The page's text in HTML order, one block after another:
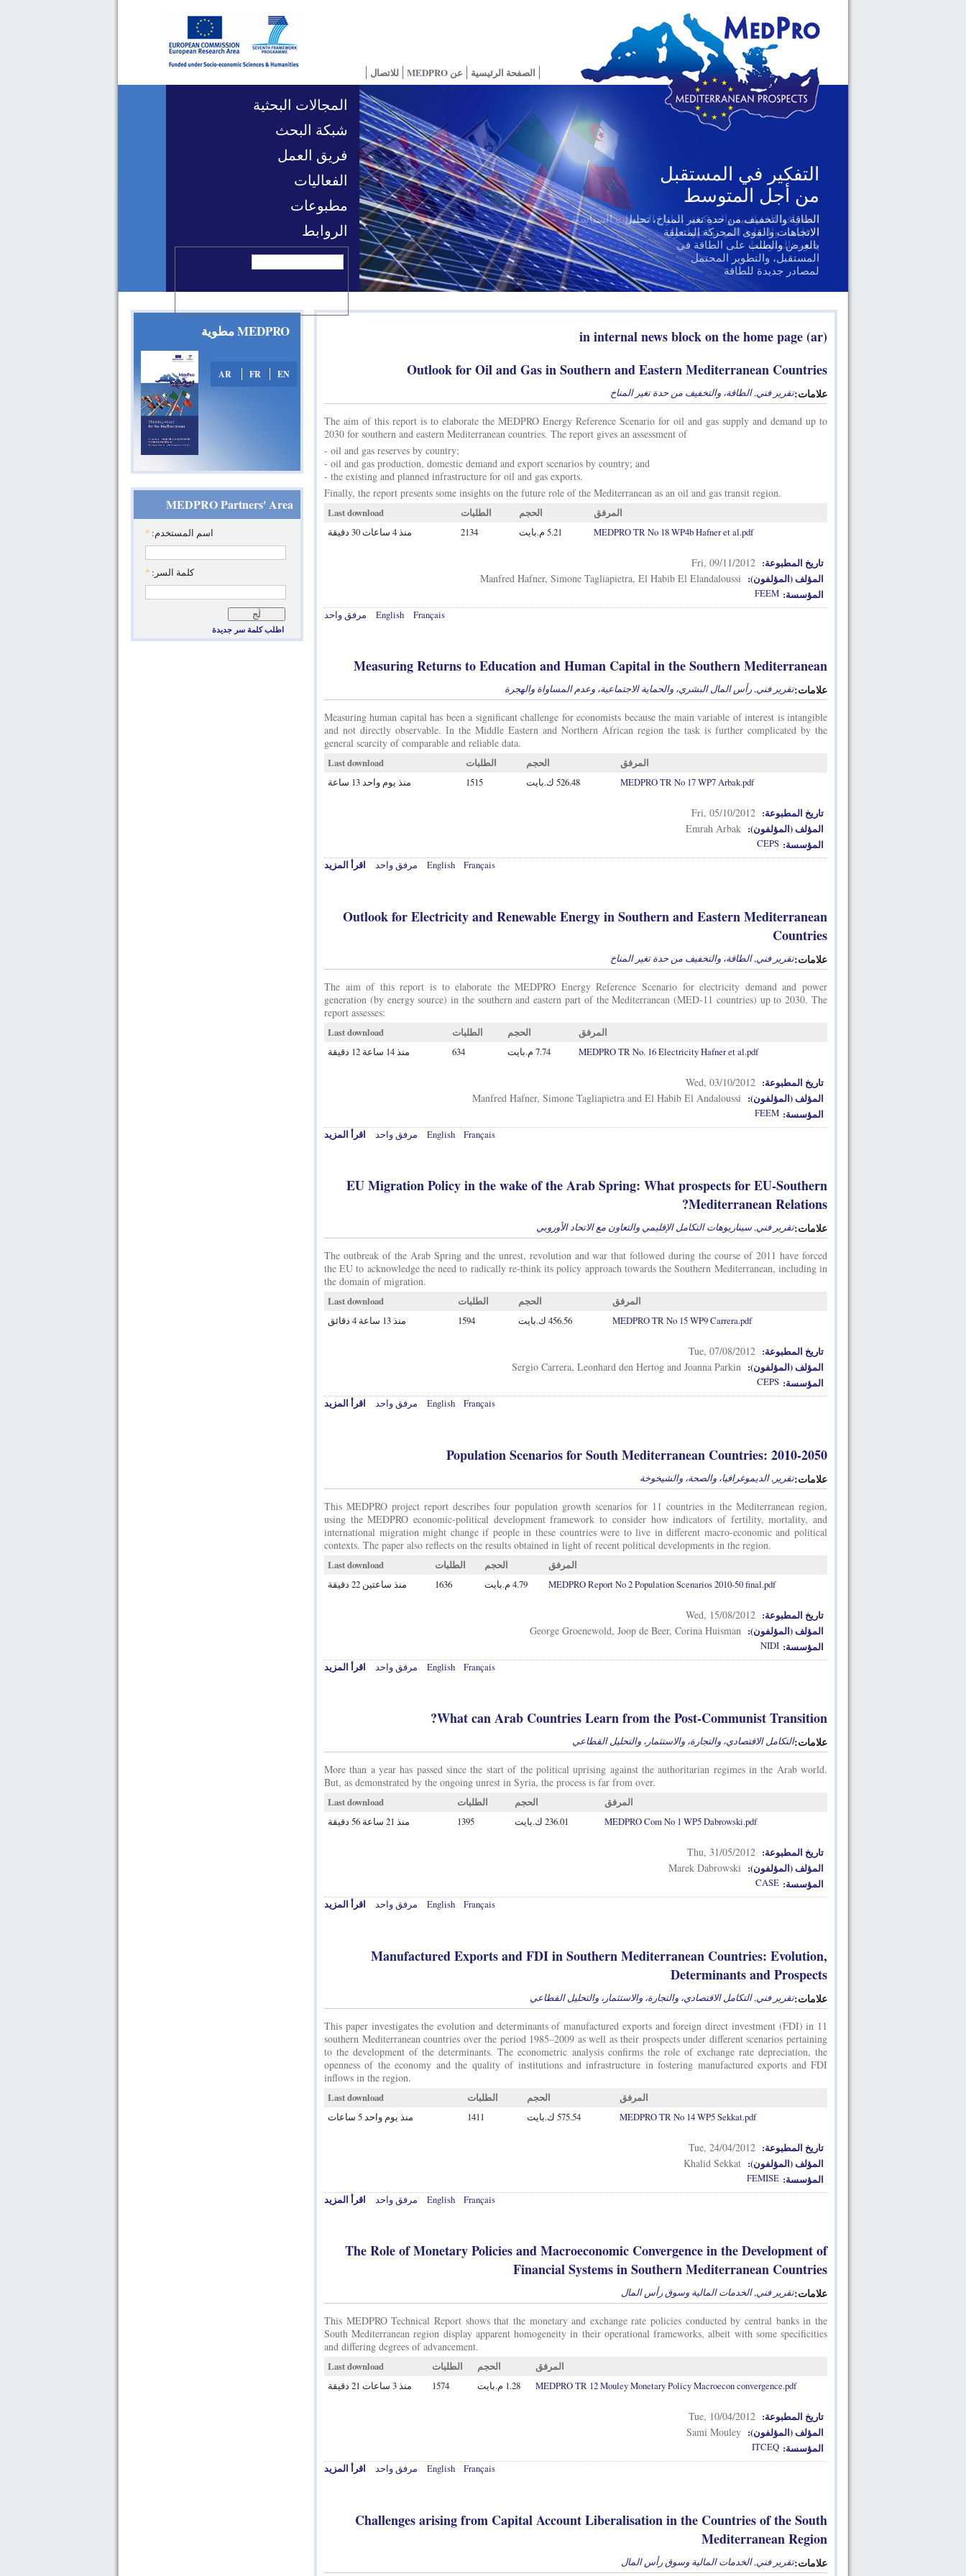
التفكير في المستقبل
من أجل المتوسط
الجغرافيا السياسية والحوكمة، يتناول التحديات السياسية
الإقليمية والدولية التي تواجهها دول
جنوب المتوسط
الصفحة الرئيسية عن MEDPRO للاتصال
المجالات البحثية
شبكة البحث
فريق العمل
الفعاليات
مطبوعات
الروابط
MEDPRO مطوية
EN
FR
AR
MEDPRO Partners' Area
‏اسم المستخدم: ‏ *
‏كلمة السر: ‏ *
اطلب كلمة سر جديدة
in internal news block on the home page (ar)
Outlook for Oil and Gas in Southern and Eastern Mediterranean Countries
علامات:تقرير فني,الطاقة، والتخفيف من حدة تغير المناخ
The aim of this report is to elaborate the MEDPRO Energy Reference Scenario for oil and gas supply and demand up to
2030 for southern and eastern Mediterranean countries. The report gives an assessment of
- oil and gas reserves by country;
- oil and gas production, domestic demand and export scenarios by country; and
- the existing and planned infrastructure for oil and gas exports.
Finally, the report presents some insights on the future role of the Mediterranean as an oil and gas transit region.
المرفق الحجم الطلبات
Last download
MEDPRO TR No 18 WP4b Hafner et al.pdf
2134 منذ 4 ساعات 30 دقيقة
تاريخ المطبوعة: Fri, 09/11/2012
المؤلف (المؤلفون): Manfred Hafner, Simone Tagliapietra, El Habib El Elandaloussi
المؤسسة: FEEM
مرفق واحد
English Français
Measuring Returns to Education and Human Capital in the Southern Mediterranean
علامات:تقرير فني,رأس المال البشري، والحماية الاجتماعية، وعدم المساواة والهجرة
Measuring human capital has been a significant challenge for economists because the main variable of interest is intangible
and not directly observable. In the Middle Eastern and Northern African region the task is further complicated by the
general scarcity of comparable and reliable data.
المرفق الحجم الطلبات
Last download
MEDPRO TR No 17 WP7 Arbak.pdf
1515 منذ يوم واحد 13 ساعة
تاريخ المطبوعة: Fri, 05/10/2012
المؤلف (المؤلفون): Emrah Arbak
المؤسسة: CEPS
اقرأ المزيد
مرفق واحد English Français
Outlook for Electricity and Renewable Energy in Southern and Eastern Mediterranean
Countries
علامات:تقرير فني,الطاقة، والتخفيف من حدة تغير المناخ
The aim of this report is to elaborate the MEDPRO Energy Reference Scenario for electricity demand and power
generation (by energy source) in the southern and eastern part of the Mediterranean (MED-11 countries) up to 2030. The
report assesses:
المرفق الحجم الطلبات
Last download
MEDPRO TR No. 16 Electricity Hafner et al.pdf
634 منذ 14 ساعة 12 دقيقة
تاريخ المطبوعة: Wed, 03/10/2012
المؤلف (المؤلفون): Manfred Hafner, Simone Tagliapietra and El Habib El Andaloussi
المؤسسة: FEEM
اقرأ المزيد
مرفق واحد English Français
EU Migration Policy in the wake of the Arab Spring: What prospects for EU-Southern
Mediterranean Relations?
علامات:تقرير فني,سيناريوهات التكامل الإقليمي والتعاون مع الاتحاد الأوروبي
The outbreak of the Arab Spring and the unrest, revolution and war that followed during the course of 2011 have forced
the EU to acknowledge the need to radically re-think its policy approach towards the Southern Mediterranean, including in
the domain of migration.
المرفق الحجم الطلبات
Last download
MEDPRO TR No 15 WP9 Carrera.pdf
1594 منذ 13 ساعة 4 دقائق
تاريخ المطبوعة: Tue, 07/08/2012
المؤلف (المؤلفون): Sergio Carrera, Leonhard den Hertog and Joanna Parkin
المؤسسة: CEPS
اقرأ المزيد
مرفق واحد English Français
Population Scenarios for South Mediterranean Countries: 2010-2050
علامات:تقرير ,الديموغرافيا، والصحة، والشيخوخة
This MEDPRO project report describes four population growth scenarios for 11 countries in the Mediterranean region,
using the MEDPRO economic-political development framework to consider how indicators of fertility, mortality, and
international migration might change if people in these countries were to live in different macro-economic and political
contexts. The paper also reflects on the results obtained in light of recent political developments in the region.
المرفق الحجم الطلبات
Last download
MEDPRO Report No 2 Population Scenarios 2010-50 final.pdf
1636 منذ ساعتين 22 دقيقة
تاريخ المطبوعة: Wed, 15/08/2012
المؤلف (المؤلفون): George Groenewold, Joop de Beer, Corina Huisman
المؤسسة: NIDI
اقرأ المزيد
مرفق واحد English Français
What can Arab Countries Learn from the Post‐Communist Transition?
علامات:التكامل الاقتصادي، والتجارة، والاستثمار، والتحليل القطاعي
More than a year has passed since the start of the political uprising against the authoritarian regimes in the Arab world.
But, as demonstrated by the ongoing unrest in Syria, the process is far from over.
المرفق الحجم الطلبات
Last download
MEDPRO Com No 1 WP5 Dabrowski.pdf
1395 منذ 21 ساعة 56 دقيقة
تاريخ المطبوعة: Thu, 31/05/2012
المؤلف (المؤلفون): Marek Dabrowski
المؤسسة: CASE
اقرأ المزيد
مرفق واحد English Français
Manufactured Exports and FDI in Southern Mediterranean Countries: Evolution,
Determinants and Prospects
علامات:تقرير فني,التكامل الاقتصادي، والتجارة، والاستثمار، والتحليل القطاعي
This paper investigates the evolution and determinants of manufactured exports and foreign direct investment (FDI) in 11
southern Mediterranean countries over the period 1985–2009 as well as their prospects under different scenarios pertaining
to the development of the determinants. The econometric analysis confirms the role of exchange rate depreciation, the
openness of the economy and the quality of institutions and infrastructure in fostering manufactured exports and FDI
inflows in the region.
المرفق الحجم الطلبات
Last download
MEDPRO TR No 14 WP5 Sekkat.pdf
1411 منذ يوم واحد 5 ساعات
تاريخ المطبوعة: Tue, 24/04/2012
المؤلف (المؤلفون): Khalid Sekkat
المؤسسة: FEMISE
اقرأ المزيد
مرفق واحد English Français
The Role of Monetary Policies and Macroeconomic Convergence in the Development of
Financial Systems in Southern Mediterranean Countries
علامات:تقرير فني,الخدمات المالية وسوق رأس المال
This MEDPRO Technical Report shows that the monetary and exchange rate policies conducted by central banks in the
South Mediterranean region display apparent homogeneity in their operational frameworks, albeit with some specificities
and differing degrees of advancement.
المرفق الحجم الطلبات
Last download
MEDPRO TR 12 Mouley Monetary Policy Macroecon convergence.pdf
1574 منذ 3 ساعات 21 دقيقة
تاريخ المطبوعة: Tue, 10/04/2012
المؤلف (المؤلفون): Sami Mouley
المؤسسة: ITCEQ
اقرأ المزيد
مرفق واحد English Français
Challenges arising from Capital Account Liberalisation in the Countries of the South
Mediterranean Region
علامات:تقرير فني,الخدمات المالية وسوق رأس المال